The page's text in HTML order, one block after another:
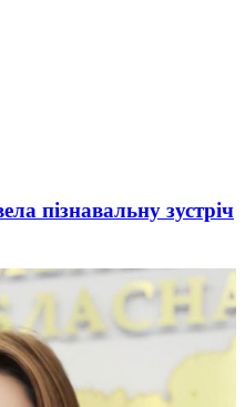
пізнавальну зустріч